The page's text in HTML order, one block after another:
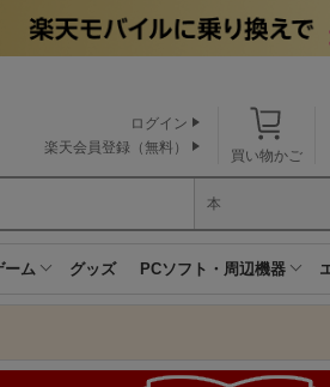
買い物かご
ログイン
楽天会員登録（無料）
本
ーム グッズ PCソフト・周辺機器